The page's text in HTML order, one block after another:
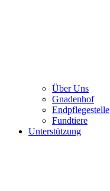
Über Uns
Gnadenhof
Endpflegestelle
Fundtiere
Unterstützung